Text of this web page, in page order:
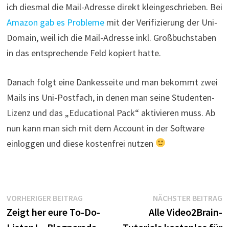
ich diesmal die Mail-Adresse direkt kleingeschrieben. Bei
Amazon gab es Problememit der Verifizierung der Uni-
Domain, weil ich die Mail-Adresse inkl. Großbuchstaben
in das entsprechende Feld kopiert hatte.
Danach folgt eine Dankesseite und man bekommt zwei
Mails ins Uni-Postfach, in denen man seine Studenten-
Lizenz und das „Educational Pack“ aktivieren muss. Ab
nun kann man sich mit dem Account in der Software
einloggen und diese kostenfrei nutzen
Beitragsnavigation
VORHERIGER BEITRAGVorheriger
Beitrag:
Zeigt her eure To-Do-
NÄCHSTER BEITRAG
Alle Video2Brain-